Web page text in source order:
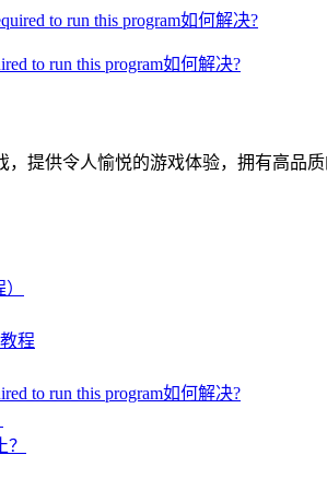
to run this program如何解决?
提供令人愉悦的游戏体验，拥有高品
程
to run this program如何解决?